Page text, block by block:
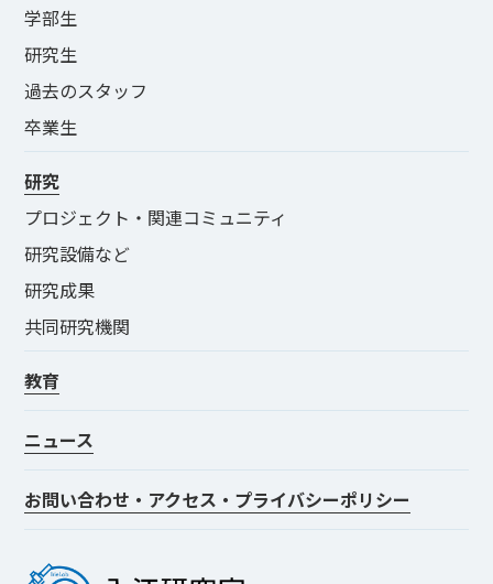
学部生
研究生
過去のスタッフ
卒業生
研究
プロジェクト・関連コミュニティ
研究設備など
研究成果
共同研究機関
教育
ニュース
お問い合わせ・アクセス・プライバシーポリシー